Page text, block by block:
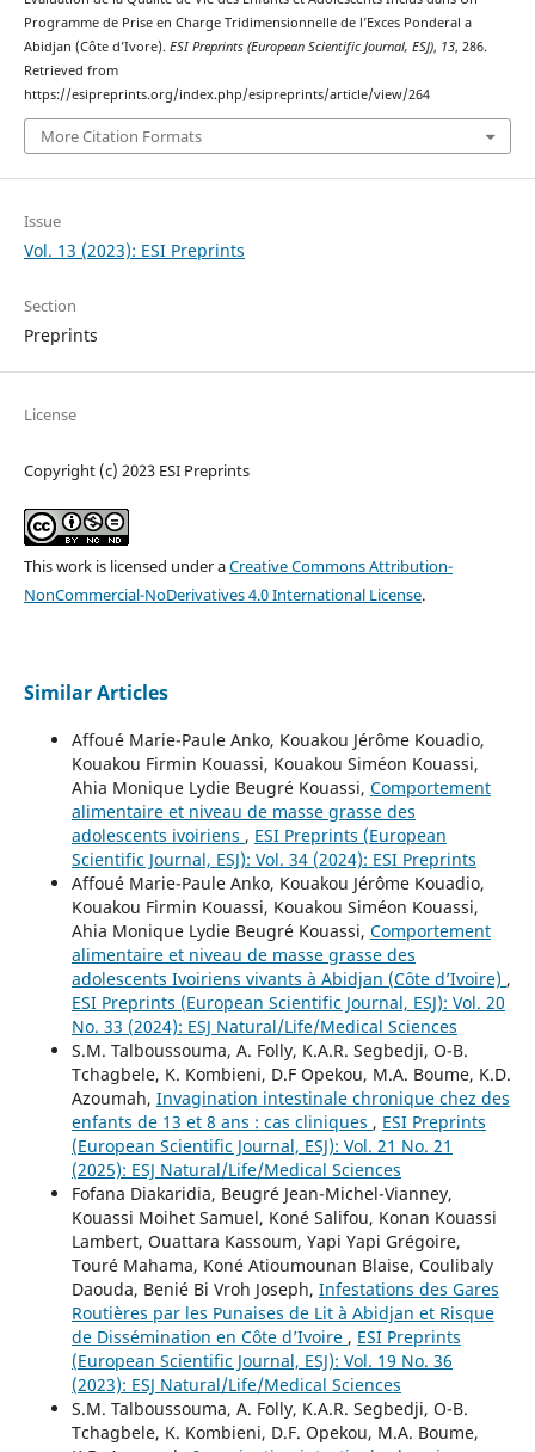
Programme de Prise en Charge Tridimensionnelle de l’Exces Ponderal a
Abidjan (Côte d’Ivore). ESI Preprints (European Scientific Journal, ESJ), 13, 286.
Retrieved from
https://esipreprints.org/index.php/esipreprints/article/view/264
More Citation Formats
Issue
Vol. 13 (2023): ESI Preprints
Section
Preprints
License
Copyright (c) 2023 ESI Preprints
This work is licensed under aCreative Commons Attribution-
NonCommercial-NoDerivatives 4.0 International License.
Similar Articles
Affoué Marie-Paule Anko, Kouakou Jérôme Kouadio,
Kouakou Firmin Kouassi, Kouakou Siméon Kouassi,
Ahia Monique Lydie Beugré Kouassi, Comportement
alimentaire et niveau de masse grasse des
adolescents ivoiriens , ESI Preprints (European
Scientific Journal, ESJ): Vol. 34 (2024): ESI Preprints
Affoué Marie-Paule Anko, Kouakou Jérôme Kouadio,
Kouakou Firmin Kouassi, Kouakou Siméon Kouassi,
Ahia Monique Lydie Beugré Kouassi, Comportement
alimentaire et niveau de masse grasse des
adolescents Ivoiriens vivants à Abidjan (Côte d’Ivoire) ,
ESI Preprints (European Scientific Journal, ESJ): Vol. 20
No. 33 (2024): ESJ Natural/Life/Medical Sciences
S.M. Talboussouma, A. Folly, K.A.R. Segbedji, O-B.
Tchagbele, K. Kombieni, D.F Opekou, M.A. Boume, K.D.
Azoumah, Invagination intestinale chronique chez des
enfants de 13 et 8 ans : cas cliniques , ESI Preprints
(European Scientific Journal, ESJ): Vol. 21 No. 21
(2025): ESJ Natural/Life/Medical Sciences
Fofana Diakaridia, Beugré Jean-Michel-Vianney,
Kouassi Moihet Samuel, Koné Salifou, Konan Kouassi
Lambert, Ouattara Kassoum, Yapi Yapi Grégoire,
Touré Mahama, Koné Atioumounan Blaise, Coulibaly
Daouda, Benié Bi Vroh Joseph, Infestations des Gares
Routières par les Punaises de Lit à Abidjan et Risque
de Dissémination en Côte d’Ivoire , ESI Preprints
(European Scientific Journal, ESJ): Vol. 19 No. 36
(2023): ESJ Natural/Life/Medical Sciences
S.M. Talboussouma, A. Folly, K.A.R. Segbedji, O-B.
Tchagbele, K. Kombieni, D.F. Opekou, M.A. Boume,